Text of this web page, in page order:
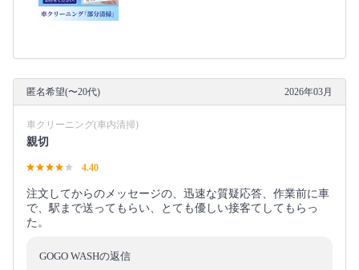
匿名希望(〜20代) 2026年03月
車クリーニング(車内清掃)
親切
4.40
注文してからのメッセージの、迅速な質疑応答、作業前に車
で、駅まで送ってもらい、とても優しい接客てしてもらっ
た。
GOGO WASHの返信